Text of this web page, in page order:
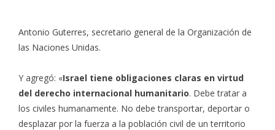
Antonio Guterres, secretario general de la Organización de
las Naciones Unidas.
Y agregó: «Israel tiene obligaciones claras en virtud
del derecho internacional humanitario. Debe tratar a
los civiles humanamente. No debe transportar, deportar o
desplazar por la fuerza a la población civil de un territorio